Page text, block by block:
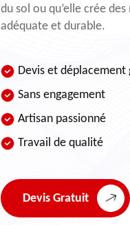
du sol ou qu’elle crée
adéquate et durable.
Devis et déplacement
Sans engagement
Artisan passionné
Travail de qualité
Devis Gratuit